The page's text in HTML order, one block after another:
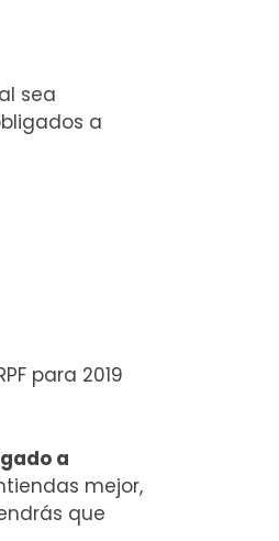
sea
a
para 2019
a
mejor,
que